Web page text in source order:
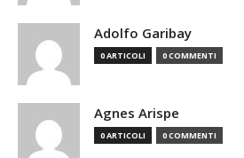
Adolfo Garibay
0 ARTICOLI 0 COMMENTI
Agnes Arispe
0 ARTICOLI 0 COMMENTI